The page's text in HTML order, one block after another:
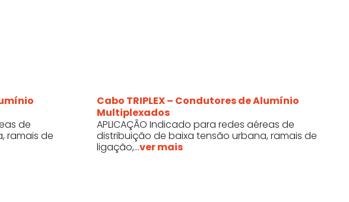
de
ramais de
Cabo TRIPLEX – Condutores de Alumínio
Multiplexados
APLICAÇÃO Indicado para redes aéreas de
distribuição de baixa tensão urbana, ramais de
ligação,...ver mais